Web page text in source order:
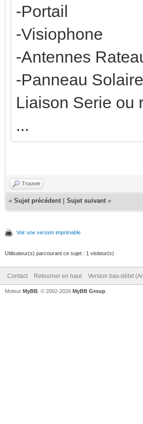
-Portail
-Visiophone
-Antennes
-Panneau
Liaison Serie ou
...
Trouver
« Sujet précédent Sujet suivant »
Voir une version imprimable
Utilisateur(s) parcourant ce sujet : 1 visiteur(s)
Contact Retourner en haut Version bas-débit
Moteur MyBB , © 2002-2026 MyBB Group